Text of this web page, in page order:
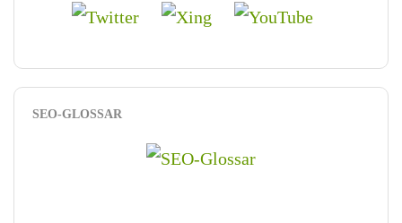
SEO-GLOSSAR